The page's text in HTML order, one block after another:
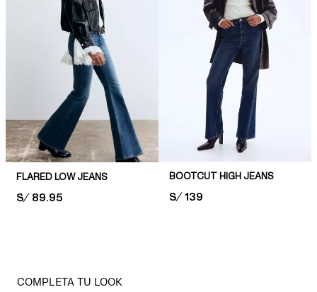
FLARED LOW JEANS
PRICE:
S/ 89.95
BOOTCUT HIGH JEANS
PRICE:
S/ 139
COMPLETA TU LOOK